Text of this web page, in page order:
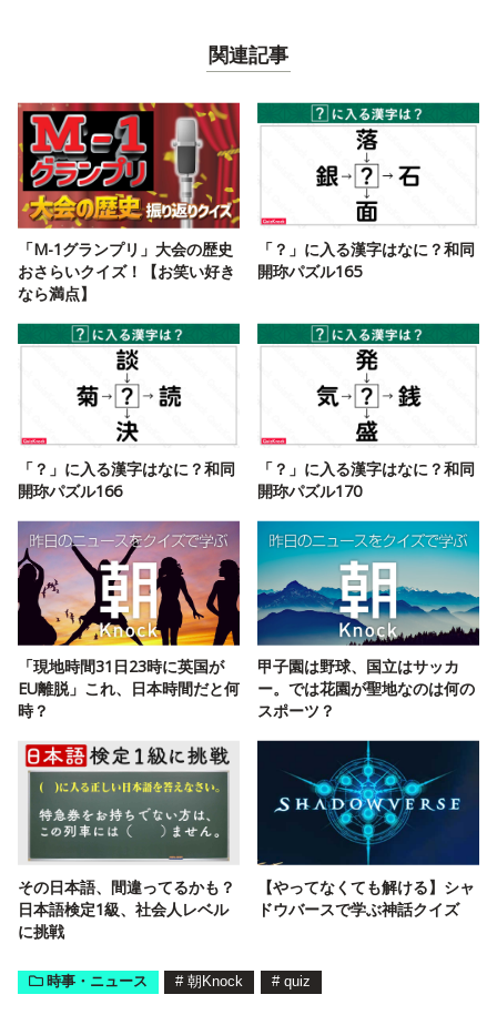
関連記事
「M-1グランプリ」大会の歴史
おさらいクイズ！【お笑い好き
なら満点】
「？」に入る漢字はなに？和同
開珎パズル165
「？」に入る漢字はなに？和同
開珎パズル166
「？」に入る漢字はなに？和同
開珎パズル170
「現地時間31日23時に英国が
EU離脱」これ、日本時間だと何
時？
甲子園は野球、国立はサッカ
ー。では花園が聖地なのは何の
スポーツ？
その日本語、間違ってるかも？
日本語検定1級、社会人レベル
に挑戦
【やってなくても解ける】シャ
ドウバースで学ぶ神話クイズ
時事・ニュース # 朝Knock # quiz